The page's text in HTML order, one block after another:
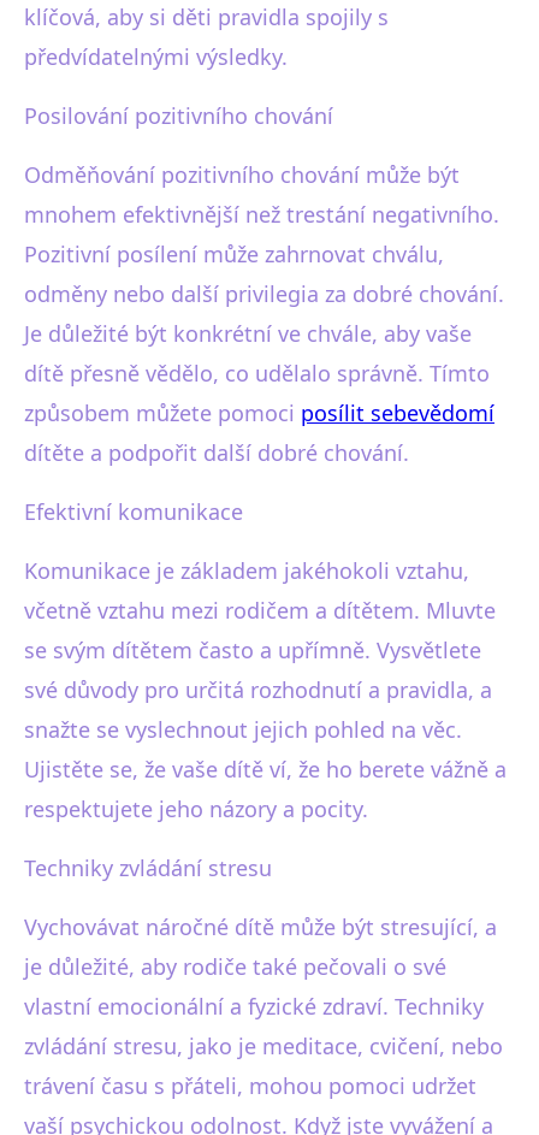
klíčová, aby si děti pravidla spojily s
předvídatelnými výsledky.
Posilování pozitivního chování
Odměňování pozitivního chování může být
mnohem efektivnější než trestání negativního.
Pozitivní posílení může zahrnovat chválu,
odměny nebo další privilegia za dobré chování.
Je důležité být konkrétní ve chvále, aby vaše
dítě přesně vědělo, co udělalo správně. Tímto
způsobem můžete pomoci posílit sebevědomí
dítěte a podpořit další dobré chování.
Efektivní komunikace
Komunikace je základem jakéhokoli vztahu,
včetně vztahu mezi rodičem a dítětem. Mluvte
se svým dítětem často a upřímně. Vysvětlete
své důvody pro určitá rozhodnutí a pravidla, a
snažte se vyslechnout jejich pohled na věc.
Ujistěte se, že vaše dítě ví, že ho berete vážně a
respektujete jeho názory a pocity.
Techniky zvládání stresu
Vychovávat náročné dítě může být stresující, a
je důležité, aby rodiče také pečovali o své
vlastní emocionální a fyzické zdraví. Techniky
zvládání stresu, jako je meditace, cvičení, nebo
trávení času s přáteli, mohou pomoci udržet
vaší psychickou odolnost. Když jste vyvážení a